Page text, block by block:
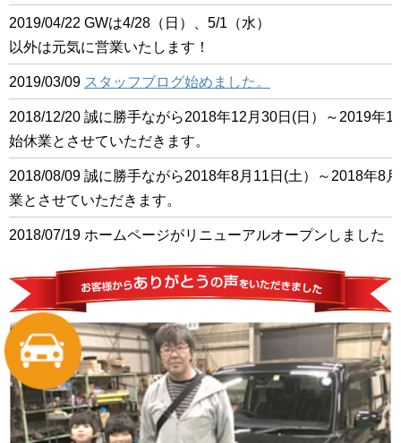
2019/04/22 GWは4/28（日）、5/1（水）
以外は元気に営業いたします！
2019/03/09 スタッフブログ始めました。
2018/12/20 誠に勝手ながら2018年12月30日(日）～2019年1
始休業とさせていただきます。
2018/08/09 誠に勝手ながら2018年8月11日(土）～2018年8
業とさせていただきます。
2018/07/19 ホームページがリニューアルオープンしました